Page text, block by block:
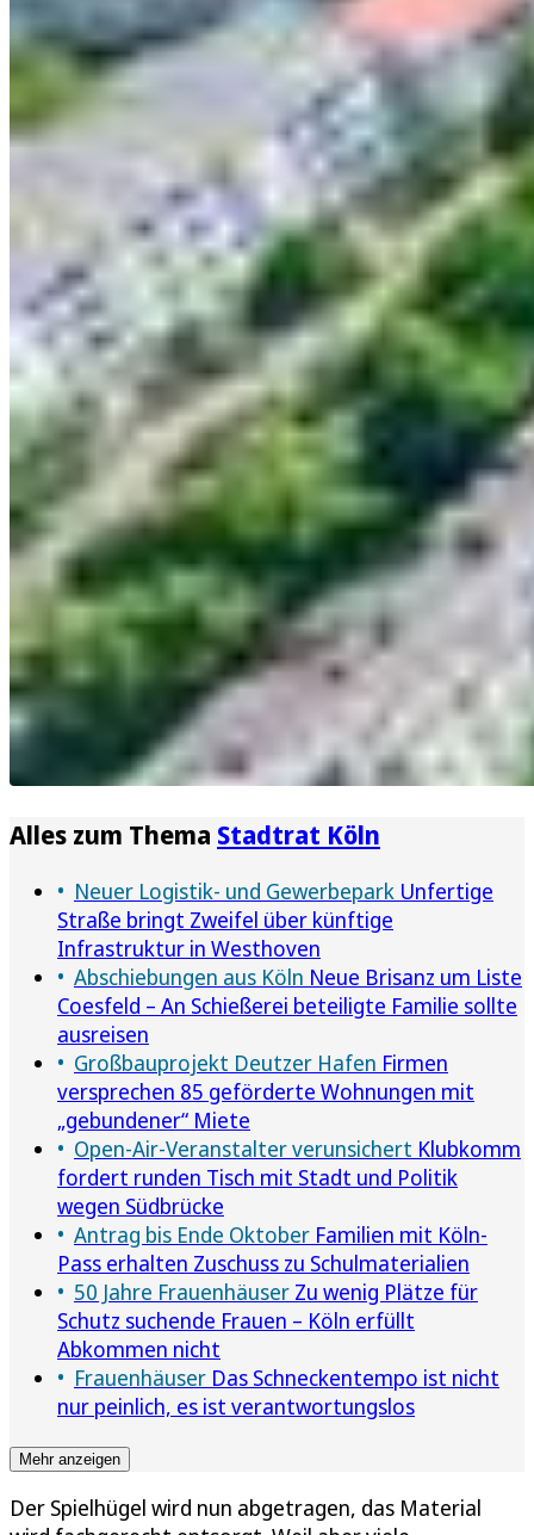
Alles zum Thema Stadtrat Köln
Neuer Logistik- und Gewerbepark Unfertige
Straße bringt Zweifel über künftige
Infrastruktur in Westhoven
Abschiebungen aus Köln Neue Brisanz um Liste
Coesfeld – An Schießerei beteiligte Familie sollte
ausreisen
Großbauprojekt Deutzer Hafen Firmen
versprechen 85 geförderte Wohnungen mit
„gebundener“ Miete
Open-Air-Veranstalter verunsichert Klubkomm
fordert runden Tisch mit Stadt und Politik
wegen Südbrücke
Antrag bis Ende Oktober Familien mit Köln-
Pass erhalten Zuschuss zu Schulmaterialien
50 Jahre Frauenhäuser Zu wenig Plätze für
Schutz suchende Frauen – Köln erfüllt
Abkommen nicht
Frauenhäuser Das Schneckentempo ist nicht
nur peinlich, es ist verantwortungslos
Mehr anzeigen
Der Spielhügel wird nun abgetragen, das Material